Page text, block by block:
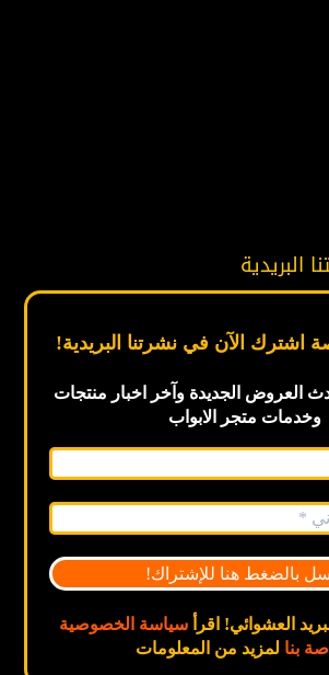
البريدية
اشترك الآن في نشرتنا البريدية!
العروض الجديدةوآخر اخبار منتجات
وخدمات متجر الابواب
العشوائي! اقرأ سياسة الخصوصية
بنا لمزيد من المعلومات